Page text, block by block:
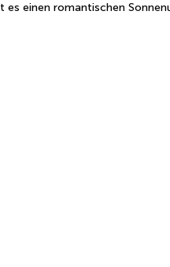
es einen romantischen